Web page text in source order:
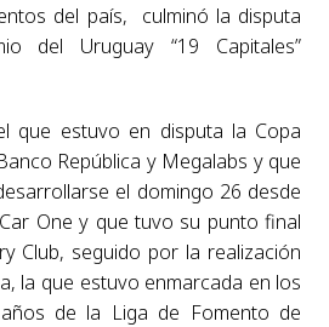
del país, culminó la disputa
del Uruguay “19 Capitales”
que estuvo en disputa la Copa
República y Megalabs y que
el domingo 26 desde
One y que tuvo su punto final
Club, seguido por la realización
la que estuvo enmarcada en los
de la Liga de Fomento de